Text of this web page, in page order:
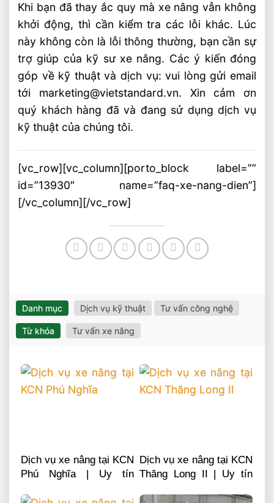
Khi bạn đã thay ắc quy mà xe nâng vẫn không
khởi động, thì cần kiểm tra các lỗi khác. Lúc
này không còn là lỗi thông thường, bạn cần sự
trợ giúp của kỹ sư xe nâng. Các ý kiến đóng
góp về kỹ thuật và dịch vụ: vui lòng gửi email
tới marketing@vietstandard.vn. Xin cảm ơn
quý khách hàng đã và đang sử dụng dịch vụ
kỹ thuật của chúng tôi.
[vc_row][vc_column][porto_block label=””
id=”13930″ name=”faq-xe-nang-dien”]
[/vc_column][/vc_row]
Danh mục Dịch vụ kỹ thuật Tư vấn công nghệ
Từ khóa Tư vấn xe nâng
Dịch vụ xe nâng tại KCN
Phú Nghĩa | Uy tín
Dịch vụ xe nâng tại KCN
Thăng Long II | Uy tín